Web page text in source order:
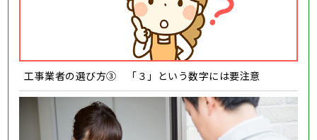
工事業者の選び方③ 「３」という数字には要注意